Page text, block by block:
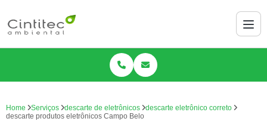
Home Serviços descarte de eletrônicos
descarte eletrônico correto
descarte produtos eletrônicos Campo Belo